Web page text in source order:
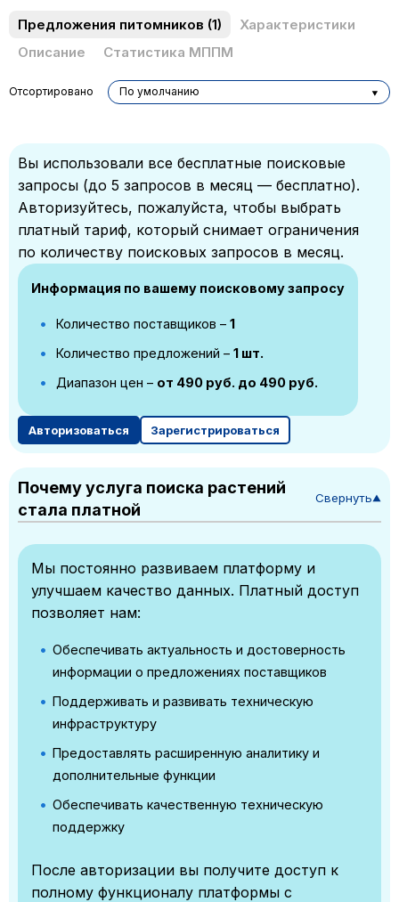
Предложения питомников (1)
Характеристики
Описание
Статистика МППМ
Отсортировано По умолчанию
Вы использовали все бесплатные поисковые
запросы (до 5 запросов в месяц — бесплатно).
Авторизуйтесь, пожалуйста, чтобы выбрать
платный тариф, который снимает ограничения
по количеству поисковых запросов в месяц.
Информация по вашему поисковому запросу
Количество поставщиков – 1
Количество предложений – 1 шт.
Диапазон цен – от 490 руб. до 490 руб.
Авторизоваться Зарегистрироваться
Почему услуга поиска растений
стала платной
Свернуть▼
Мы постоянно развиваем платформу и
улучшаем качество данных. Платный доступ
позволяет нам:
Обеспечивать актуальность и достоверность
информации о предложениях поставщиков
Поддерживать и развивать техническую
инфраструктуру
Предоставлять расширенную аналитику и
дополнительные функции
Обеспечивать качественную техническую
поддержку
После авторизации вы получите доступ к
полному функционалу платформы с